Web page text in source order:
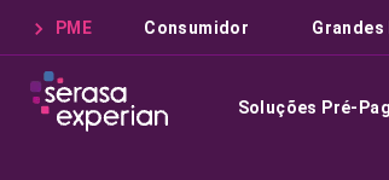
PME Consumidor Grandes
Soluções Pré-